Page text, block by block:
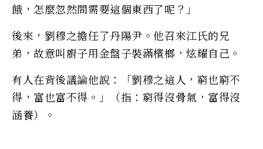
餓，怎麼忽然間需要這個東西了呢？」
後來，劉穆之擔任了丹陽尹。他召來江氏的兄
弟，故意叫廚子用金盤子裝滿檳榔，炫耀自己。
有人在背後議論他說：「劉穆之這人，窮也窮不
得，富也富不得。」（指：窮得沒骨氣，富得沒
涵養）。